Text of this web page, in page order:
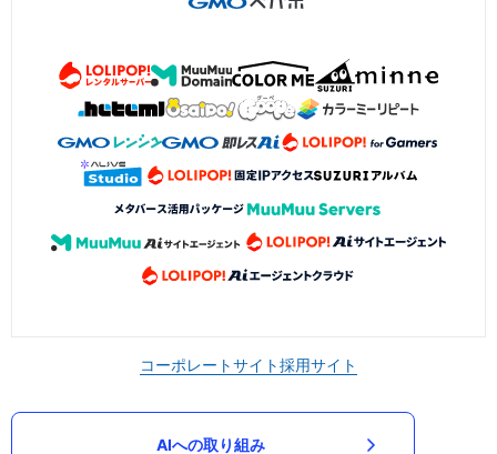
コーポレートサイト採用サイト
AIへの取り組み